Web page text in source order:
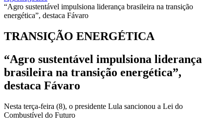
“Agro sustentável impulsiona liderança brasileira na transição
energética”, destaca Fávaro
TRANSIÇÃO ENERGÉTICA
“Agro sustentável impulsiona liderança
brasileira na transição energética”,
destaca Fávaro
Nesta terça-feira (8), o presidente Lula sancionou a Lei do
Combustível do Futuro